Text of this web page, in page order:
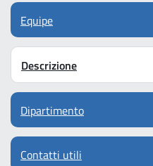
Equipe
Descrizione
Dipartimento
Contatti utili